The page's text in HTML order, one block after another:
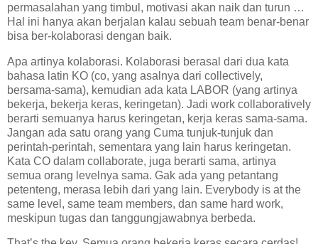
permasalahan yang timbul, motivasi akan naik dan turun …
Hal ini hanya akan berjalan kalau sebuah team benar-benar
bisa ber-kolaborasi dengan baik.
Apa artinya kolaborasi. Kolaborasi berasal dari dua kata
bahasa latin KO (co, yang asalnya dari collectively,
bersama-sama), kemudian ada kata LABOR (yang artinya
bekerja, bekerja keras, keringetan). Jadi work collaboratively
berarti semuanya harus keringetan, kerja keras sama-sama.
Jangan ada satu orang yang Cuma tunjuk-tunjuk dan
perintah-perintah, sementara yang lain harus keringetan.
Kata CO dalam collaborate, juga berarti sama, artinya
semua orang levelnya sama. Gak ada yang petantang
petenteng, merasa lebih dari yang lain. Everybody is at the
same level, same team members, dan same hard work,
meskipun tugas dan tanggungjawabnya berbeda.